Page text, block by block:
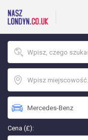
Cena (£):